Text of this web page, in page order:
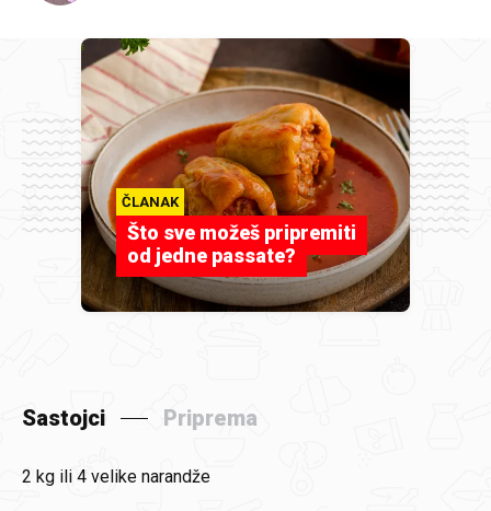
ČLANAK
Što sve možeš pripremiti
od jedne passate?
Sastojci Priprema
2 kg ili 4 velike narandže